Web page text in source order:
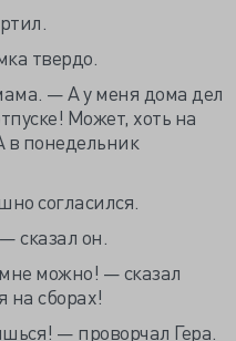
твердо.
— А у меня дома дел
Может, хоть на
в понедельник
согласился.
он.
можно! — сказал
на сборах!
— проворчал Гера.